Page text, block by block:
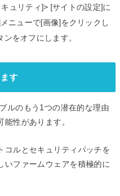
ュリティ]> [サイトの設定]に
ニューで[画像]をクリックし
をオフにします。
す
ルのもう1つの潜在的な理由
性があります。
コルとセキュリティパッチを
いファームウェアを積極的に